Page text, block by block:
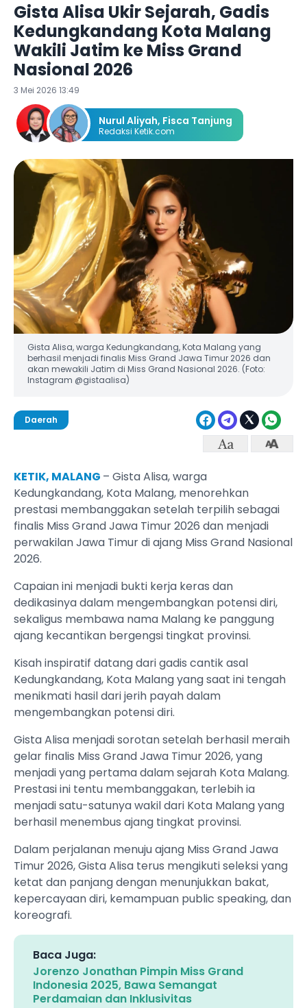
Gista Alisa Ukir Sejarah, Gadis
Kedungkandang Kota Malang
Wakili Jatim ke Miss Grand
Nasional 2026
3 Mei 2026 13:49
Nurul Aliyah, Fisca Tanjung
Redaksi Ketik.com
Gista Alisa, warga Kedungkandang, Kota Malang yang
berhasil menjadi finalis Miss Grand Jawa Timur 2026 dan
akan mewakili Jatim di Miss Grand Nasional 2026. (Foto:
Instagram @gistaalisa)
Daerah
KETIK, MALANG – Gista Alisa, warga
Kedungkandang, Kota Malang, menorehkan
prestasi membanggakan setelah terpilih sebagai
finalis Miss Grand Jawa Timur 2026 dan menjadi
perwakilan Jawa Timur di ajang Miss Grand Nasional
2026.
Capaian ini menjadi bukti kerja keras dan
dedikasinya dalam mengembangkan potensi diri,
sekaligus membawa nama Malang ke panggung
ajang kecantikan bergengsi tingkat provinsi.
Kisah inspiratif datang dari gadis cantik asal
Kedungkandang, Kota Malang yang saat ini tengah
menikmati hasil dari jerih payah dalam
mengembangkan potensi diri.
Gista Alisa menjadi sorotan setelah berhasil meraih
gelar finalis Miss Grand Jawa Timur 2026, yang
menjadi yang pertama dalam sejarah Kota Malang.
Prestasi ini tentu membanggakan, terlebih ia
menjadi satu-satunya wakil dari Kota Malang yang
berhasil menembus ajang tingkat provinsi.
Dalam perjalanan menuju ajang Miss Grand Jawa
Timur 2026, Gista Alisa terus mengikuti seleksi yang
ketat dan panjang dengan menunjukkan bakat,
kepercayaan diri, kemampuan public speaking, dan
koreografi.
Baca Juga:
Jorenzo Jonathan Pimpin Miss Grand
Indonesia 2025, Bawa Semangat
Perdamaian dan Inklusivitas